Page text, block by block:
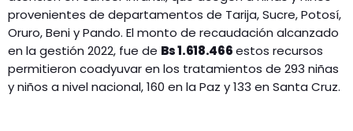
provenientes de departamentos de Tarija, Sucre, Potosí,
Oruro, Beni y Pando. El monto de recaudación alcanzado
en la gestión 2022, fue de Bs1.618.466estos recursos
permitieron coadyuvar en los tratamientos de 293 niñas
y niños a nivel nacional, 160 en la Paz y 133 en Santa Cruz.